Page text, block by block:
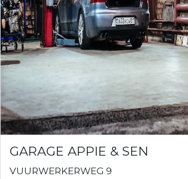
GARAGE APPIE & SEN
VUURWERKERWEG 9